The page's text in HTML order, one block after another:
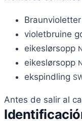
violetbruine
eikeslørsopp
eikeslørsopp
ekspindling
Antes de salir al